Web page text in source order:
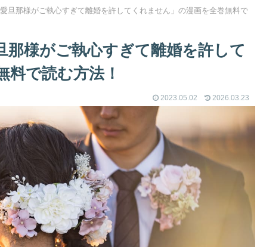
旦那様がご執心すぎて離婚を許してくれません」の漫画を全巻無料で
那様がご執心すぎて離婚を許して
料で読む方法！
2023.05.02 2026.03.23